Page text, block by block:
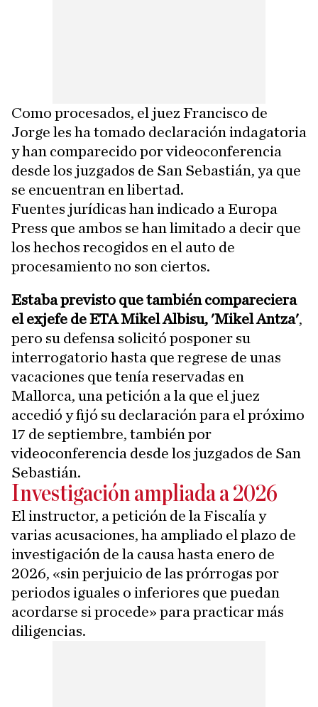
Como procesados, el juez Francisco de
Jorge les ha tomado declaración indagatoria
y han comparecido por videoconferencia
desde los juzgados de San Sebastián, ya que
se encuentran en libertad.
Fuentes jurídicas han indicado a Europa
Press que ambos se han limitado a decir que
los hechos recogidos en el auto de
procesamiento no son ciertos.
Estaba previsto que también compareciera
el exjefe de ETA Mikel Albisu, 'Mikel Antza',
pero su defensa solicitó posponer su
interrogatorio hasta que regrese de unas
vacaciones que tenía reservadas en
Mallorca, una petición a la que el juez
accedió y fijó su declaración para el próximo
17 de septiembre, también por
videoconferencia desde los juzgados de San
Sebastián.
Investigación ampliada a 2026
El instructor, a petición de la Fiscalía y
varias acusaciones, ha ampliado el plazo de
investigación de la causa hasta enero de
2026, «sin perjuicio de las prórrogas por
periodos iguales o inferiores que puedan
acordarse si procede» para practicar más
diligencias.